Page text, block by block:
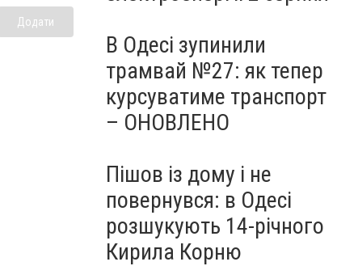
Додати
В Одесі зупинили
трамвай №27: як тепер
курсуватиме транспорт
– ОНОВЛЕНО
Пішов із дому і не
повернувся: в Одесі
розшукують 14-річного
Кирила Корню